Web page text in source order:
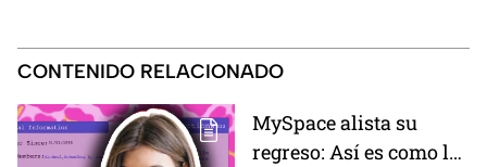
CONTENIDO RELACIONADO
MySpace alista su
regreso: Así es como la